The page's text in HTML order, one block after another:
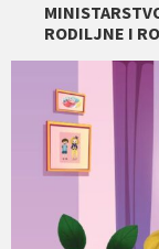
RODILJNE I